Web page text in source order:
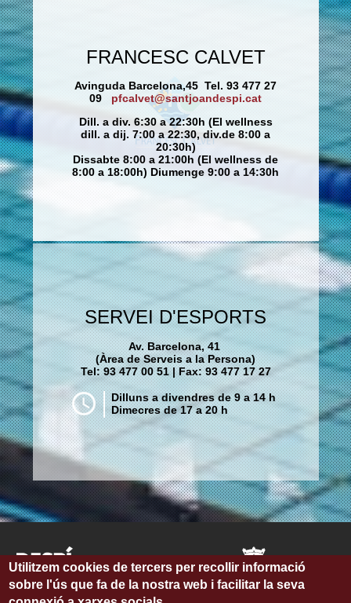
FRANCESC CALVET
Avinguda Barcelona,45 Tel. 93 477 27
09 pfcalvet@santjoandespi.cat
Dill. a div. 6:30 a 22:30h (El wellness
dill. a dij. 7:00 a 22:30, div.de 8:00 a
20:30h)
Dissabte 8:00 a 21:00h (El wellness de
8:00 a 18:00h) Diumenge 9:00 a 14:30h
SERVEI D'ESPORTS
Av. Barcelona, 41
(Àrea de Serveis a la Persona)
Tel: 93 477 00 51 | Fax: 93 477 17 27
Dilluns a divendres de 9 a 14 h
Dimecres de 17 a 20 h
Utilitzem cookies de tercers per recollir informació
sobre l'ús que fa de la nostra web i facilitar la seva